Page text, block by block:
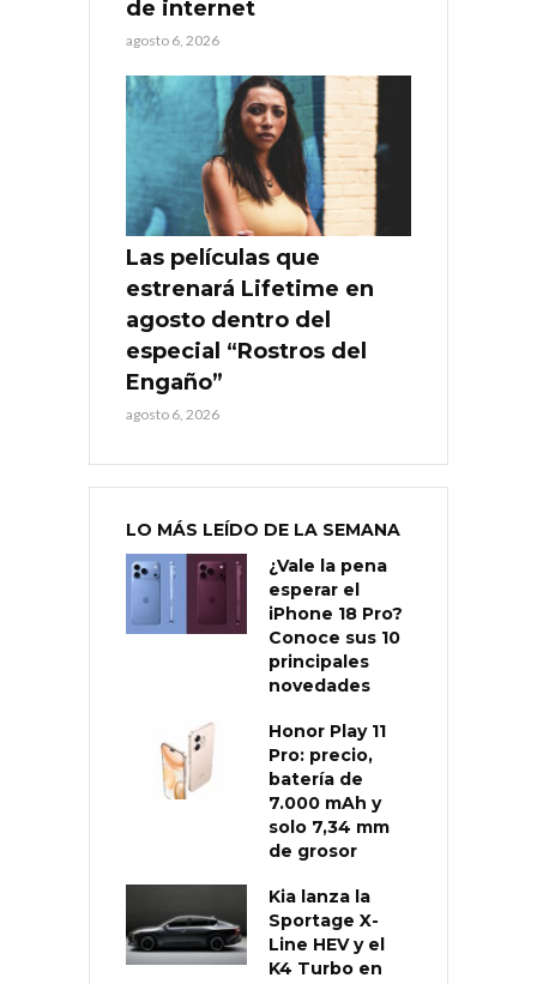
de internet
agosto 6, 2026
Las películas que
estrenará Lifetime en
agosto dentro del
especial “Rostros del
Engaño”
agosto 6, 2026
LO MÁS LEÍDO DE LA SEMANA
¿Vale la pena
esperar el
iPhone 18 Pro?
Conoce sus 10
principales
novedades
Honor Play 11
Pro: precio,
batería de
7.000 mAh y
solo 7,34 mm
de grosor
Kia lanza la
Sportage X-
Line HEV y el
K4 Turbo en